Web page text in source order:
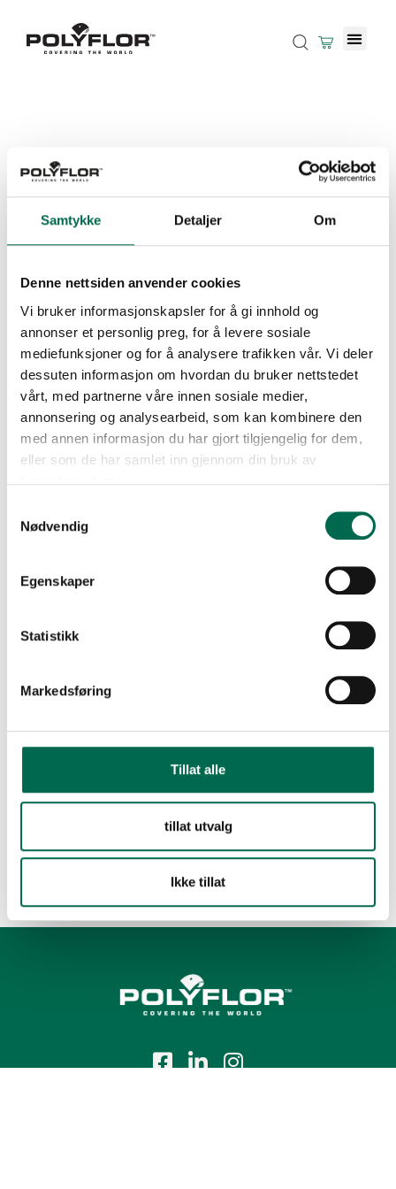
Samtykke Detaljer Om
Denne nettsiden anvender cookies
Vi bruker informasjonskapsler for å gi innhold og
annonser et personlig preg, for å levere sosiale
mediefunksjoner og for å analysere trafikken vår. Vi deler
dessuten informasjon om hvordan du bruker nettstedet
vårt, med partnerne våre innen sosiale medier,
annonsering og analysearbeid, som kan kombinere den
med annen informasjon du har gjort tilgjengelig for dem,
eller som de har samlet inn gjennom din bruk av
Nødvendig
Egenskaper
Statistikk
Markedsføring
Tillat alle
tillat utvalg
Ikke tillat